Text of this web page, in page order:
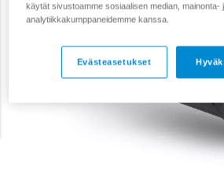
käytät sivustoamme sosiaalisen median, mainonta-
analytiikkakumppaneidemme kanssa.
Evästeasetukset